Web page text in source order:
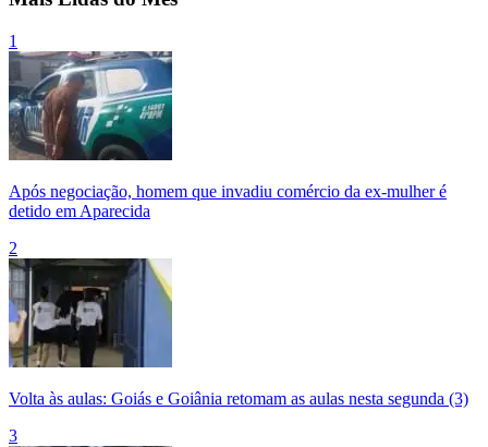
1
Após negociação, homem que invadiu comércio da ex-mulher é
detido em Aparecida
2
Volta às aulas: Goiás e Goiânia retomam as aulas nesta segunda (3)
3